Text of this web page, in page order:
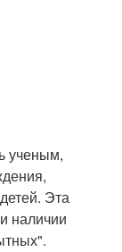
ученым,
Эта
наличии